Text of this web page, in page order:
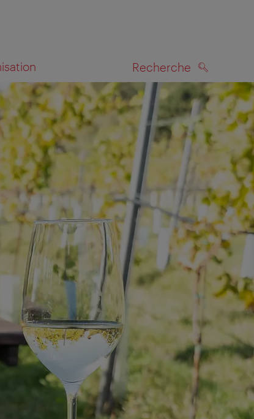
Recherche
RECHERCHE